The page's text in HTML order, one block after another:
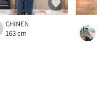
CHINEN
163 cm